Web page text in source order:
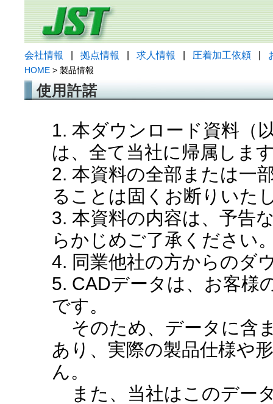
会社情報 拠点情報 求人情報 圧着加工依頼
HOME > 製品情報
使用許諾
1. 本ダウンロード資料（
は、全て当社に帰属しま
2. 本資料の全部または一
ることは固くお断りいた
3. 本資料の内容は、予告
らかじめご了承ください
4. 同業他社の方からのダ
5. CADデータは、お客様
です。
そのため、データに含
あり、実際の製品仕様や
ん。
また、当社はこのデー